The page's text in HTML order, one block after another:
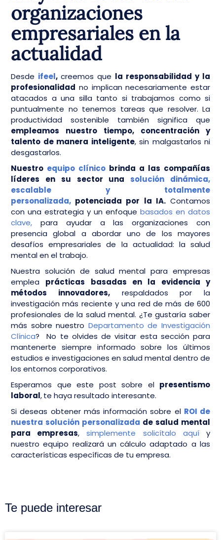
organizaciones
empresariales en la
actualidad
Desde ifeel, creemos que la responsabilidad y la
profesionalidad no implican necesariamente estar
atacados a una silla tanto si trabajamos como si
puntualmente no tenemos tareas que resolver. La
productividad sostenible también significa que
empleamos nuestro tiempo, concentración y
talento de manera inteligente, sin malgastarlos ni
desgastarlos.
Nuestro equipo clínico brinda a las compañías
líderes en su sector una solución dinámica,
escalable y totalmente
personalizada, potenciada por la IA.Contamos
con una estrategia y un enfoque basados en datos
clave, para ayudar a las organizaciones con
presencia global a abordar uno de los mayores
desafíos empresariales de la actualidad: la salud
mental en el trabajo.
Nuestra solución de salud mental para empresas
emplea prácticas basadas en la evidencia y
métodos innovadores,respaldados por la
investigación más reciente y una red de más de 600
profesionales de la salud mental. ¿Te gustaría saber
más sobre nuestro Departamento de Investigación
Clínica? No te olvides de visitar esta sección para
mantenerte siempre informado sobre los últimos
estudios e investigaciones en salud mental dentro de
los entornos corporativos.
​​Esperamos que este post sobre el presentismo
laboral,te haya resultado interesante.
Si deseas obtener más información sobre el ROI de
nuestra solución personalizada de salud mental
para empresas,simplemente solicítalo aquíy
nuestro equipo realizará un cálculo adaptado a las
características específicas de tu empresa.
Te puede interesar